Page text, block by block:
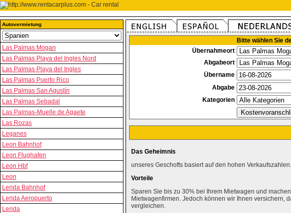
Autovermietung
Las Palmas Mogan
Las Palmas Playa del Ingles Nord
Las Palmas Playa del Ingles
Las Palmas Puerto Rico
Las Palmas San Agustín
Las Palmas Sebadal
Las Palmas-Muelle de Agaete
Las Rozas
Leganes
Leon Bahnhof
Leon Flughafen
Leon Hbf
Leon
Lerida Bahnhof
Lerida Aeropuerto
Lerida
Bitte wählen Sie
Übernahmeort
Abgabeort
Übername
Abgabe
Kategorien
Das Geheimnis
unseres Geschofts basiert auf den hohen
Vorteile
Sparen Sie bis zu 30% bei Ihrem Mietwagen und
Mietwagenfirmen. Jedoch können wir Ihnen versichern,
vergleichen.